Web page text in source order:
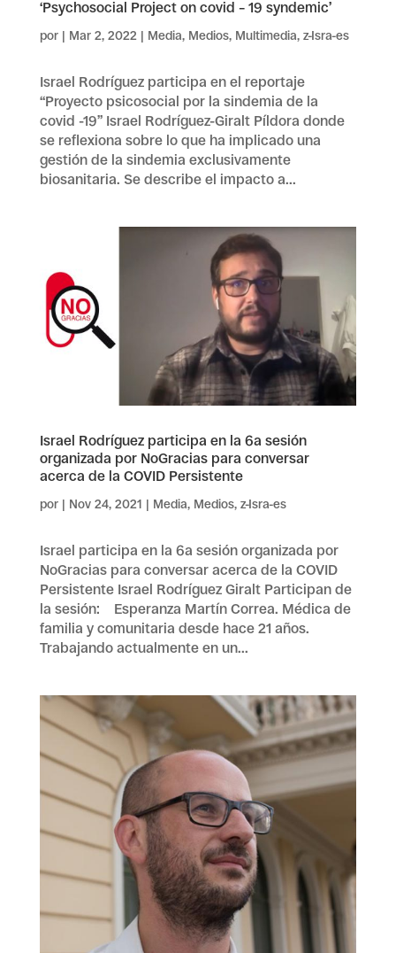
‘Psychosocial Project on covid – 19 syndemic’
por | Mar 2, 2022| Media, Medios, Multimedia, z-Isra-es
Israel Rodríguez participa en el reportaje
“Proyecto psicosocial por la sindemia de la
covid -19” Israel Rodríguez-Giralt Píldora donde
se reflexiona sobre lo que ha implicado una
gestión de la sindemia exclusivamente
biosanitaria. Se describe el impacto a...
Israel Rodríguez participa en la 6a sesión
organizada por NoGracias para conversar
acerca de la COVID Persistente
por | Nov 24, 2021 | Media, Medios, z-Isra-es
Israel participa en la 6a sesión organizada por
NoGracias para conversar acerca de la COVID
Persistente Israel Rodríguez Giralt Participan de
la sesión: Esperanza Martín Correa. Médica de
familia y comunitaria desde hace 21 años.
Trabajando actualmente en un...